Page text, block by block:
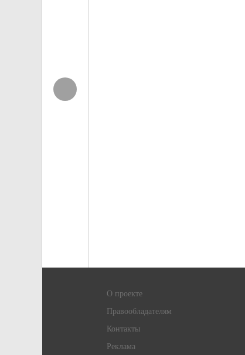
О проекте
Правообладателям
Контакты
Реклама